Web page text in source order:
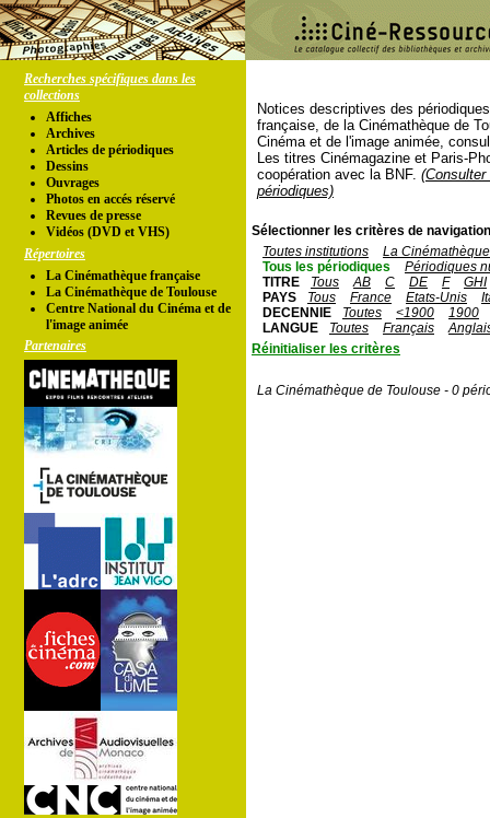
Recherches spécifiques dans les
collections
Affiches
Archives
Articles de périodiques
Dessins
Ouvrages
Photos en accés réservé
Revues de presse
Vidéos (DVD et VHS)
Répertoires
La Cinémathèque française
La Cinémathèque de Toulouse
Centre National du Cinéma et de
l'image animée
Partenaires
Notices descriptives des
française, de la Cinémathèque de
Cinéma et de l'image animée,
Les titres Cinémagazine et Paris-
coopération avec la BNF.
périodiques)
Sélectionner les critères de
Toutes institutions
La
Tous les périodiques
Périodiques
TITRE
Tous AB C DE F
GHI
PAYS
Tous France Etats-Unis
DECENNIE
Toutes <1900
1900
LANGUE
Toutes Français
Réinitialiser les critères
La Cinémathèque de Toulouse - 0